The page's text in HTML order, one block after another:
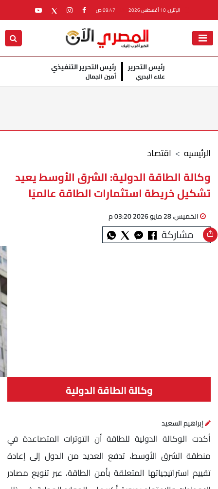
الإثنين، 10 أغسطس 2026
رئيس التحرير
علاء البدري
رئيس التحرير التنفيذي
أمين الجمال
اقتصاد الرئيسيه
وكالة الطاقة الدولية: الشرق الأوسط يعيد
تشكيل خريطة استثمارات الطاقة عالميًا
الخميس، 28 مايو 2026 03:20 م
مشاركة
وكالة الطاقة الدولية
إبراهيم السعيد
أكدت الوكالة الدولية للطاقة أن التوترات المتصاعدة في
منطقة الشرق الأوسط، تدفع العديد من الدول إلى إعادة
تقييم استراتيجياتها المتعلقة بأمن الطاقة، عبر تنويع مصادر